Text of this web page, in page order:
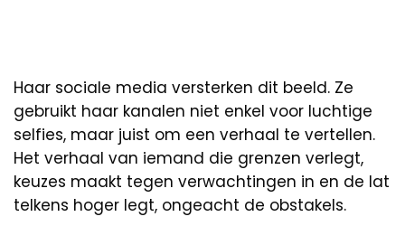
Haar sociale media versterken dit beeld. Ze
gebruikt haar kanalen niet enkel voor luchtige
selfies, maar juist om een verhaal te vertellen.
Het verhaal van iemand die grenzen verlegt,
keuzes maakt tegen verwachtingen in en de lat
telkens hoger legt, ongeacht de obstakels.